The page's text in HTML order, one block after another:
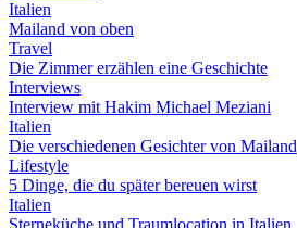
Italien
Mailand von oben
Travel
Die Zimmer erzählen eine Geschichte
Interviews
Interview mit Hakim Michael Meziani
Italien
Die verschiedenen Gesichter von Mailand
Lifestyle
5 Dinge, die du später bereuen wirst
Italien
Sterneküche und Traumlocation in Italien